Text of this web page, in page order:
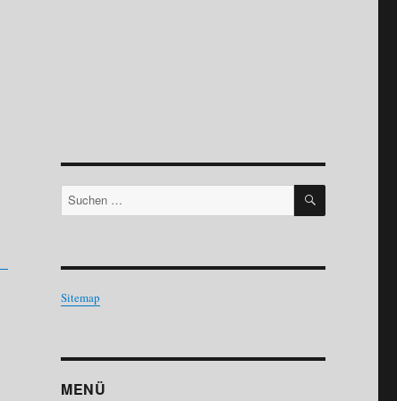
Suchen
nach:
SUCHEN
Sitemap
MENÜ